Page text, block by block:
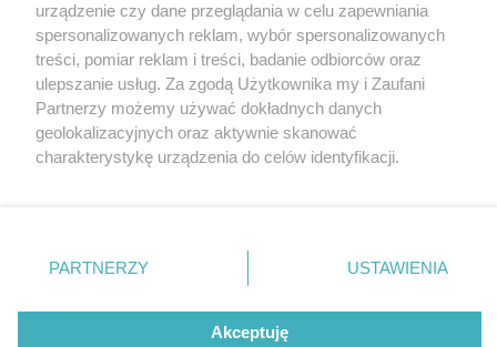
1 / 0
Nie zapomnij
zapoznać się z:
polityką prywatności
Twojemiasto
Piekary Śląskie
Chorzów
Tarnowskie Góry
Gliwice
Skontakuj sięz nami
Kontakt
Redakcja
Newsletter
urządzenie czy dane przeglądania w celu zapewniania
spersonalizowanych reklam, wybór spersonalizowanych
treści, pomiar reklam i treści, badanie odbiorców oraz
ulepszanie usług. Za zgodą Użytkownika my i Zaufani
Partnerzy możemy używać dokładnych danych
geolokalizacyjnych oraz aktywnie skanować
charakterystykę urządzenia do celów identyfikacji.
zmienić/wycofać klikając przycisk ustawień prywatności
znajdujący się w lewym dolnym rogu strony
rodzaje przetwarzania danych nie wymagają zgody
użytkownika, ale masz prawo sprzeciwić się takiemu
PARTNERZY USTAWIENIA
Akceptuję